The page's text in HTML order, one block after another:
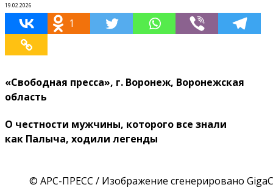
19.02.2026
1
«Свободная пресса», г. Воронеж, Воронежская
область
О честности мужчины, которого все знали
как Палыча, ходили легенды
© АРС-ПРЕСС / Изображение сгенерировано